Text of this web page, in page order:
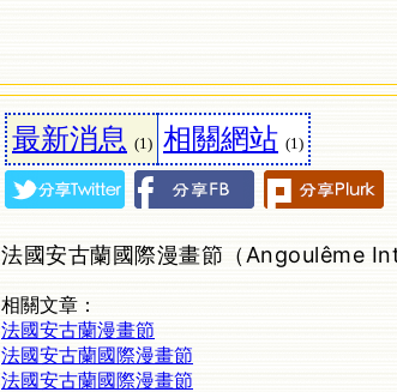
最新消息 (1) 相關網站 (1)
法國安古蘭國際漫畫節（Angoulême
相關文章：
法國安古蘭漫畫節
法國安古蘭國際漫畫節
法國安古蘭國際漫畫節